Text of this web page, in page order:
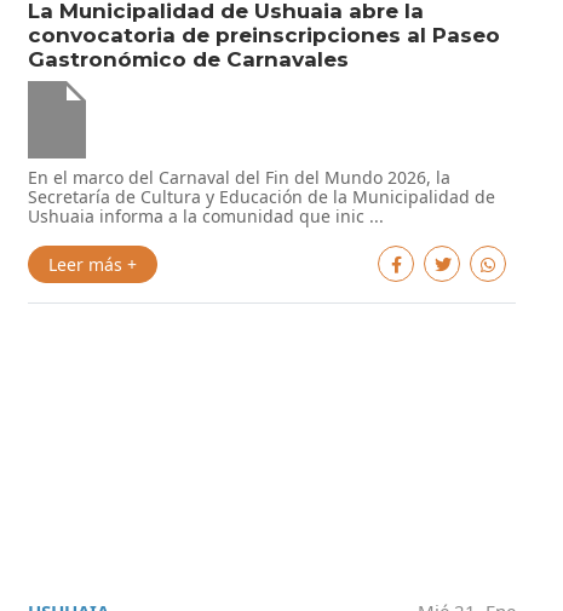
La Municipalidad de Ushuaia abre la
convocatoria de preinscripciones al Paseo
Gastronómico de Carnavales
En el marco del Carnaval del Fin del Mundo 2026, la
Secretaría de Cultura y Educación de la Municipalidad de
Ushuaia informa a la comunidad que inic ...
Leer más +